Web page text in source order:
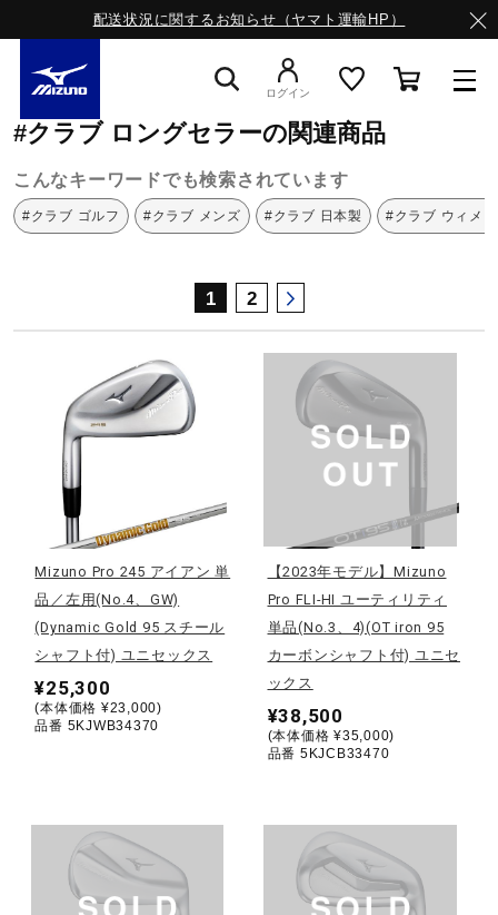
配送状況に関するお知らせ（ヤマト運輸HP）
ライフスタイルウエア
サッカー／フットサル
野球
ゴルフ
スイム
テニス／ソフトテニス
ログイン
ミズノ公式オンライン ロングセラー
#クラブ ロングセラーの関連商品
こんなキーワードでも検索されています
#クラブ ゴルフ #クラブ メンズ #クラブ 日本製 #クラブ ウィメ
1 2
Mizuno Pro 245 アイアン 単
品／左用(No.4、GW)
(Dynamic Gold 95 スチール
シャフト付) ユニセックス
¥25,300
(本体価格 ¥23,000)
品番 5KJWB34370
【2023年モデル】Mizuno
Pro FLI-HI ユーティリティ
単品(No.3、4)(OT iron 95
カーボンシャフト付) ユニセ
ックス
¥38,500
(本体価格 ¥35,000)
品番 5KJCB33470